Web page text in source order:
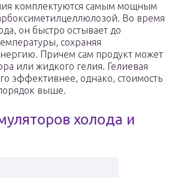
комплектуются самым мощным
Во время
он быстро остывает до
сохраняя
Причем сам продукт может
или жидкого гелия. Гелиевая
эффективнее, однако, стоимость
выше.
холода и